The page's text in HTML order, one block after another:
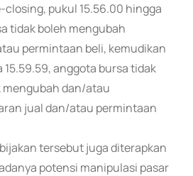
pukul 15.56.00 hingga
tidak boleh mengubah
permintaan beli, kemudikan
15.59.59, anggota bursa tidak
dan/atau
jual dan/atau permintaan
tersebut juga diterapkan
potensi manipulasi pasar